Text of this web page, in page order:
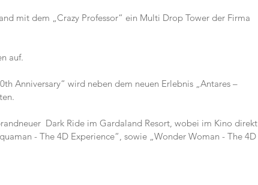
mit dem „Crazy Professor“ ein Multi Drop Tower der Firma
auf.
Anniversary“ wird neben dem neuen Erlebnis „Antares –
Dark Ride im Gardaland Resort, wobei im Kino direkt
- The 4D Experience“, sowie „Wonder Woman - The 4D